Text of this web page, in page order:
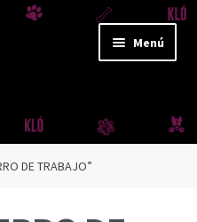
Menú
DE TRABAJO”